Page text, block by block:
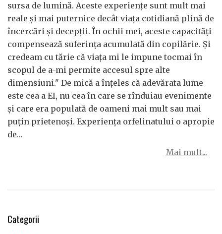
sursa de lumină. Aceste experiențe sunt mult mai
reale și mai puternice decât viața cotidiană plină de
încercări și decepții. În ochii mei, aceste capacități
compensează suferința acumulată din copilărie. Și
credeam cu tărie că viața mi le impune tocmai în
scopul de a-mi permite accesul spre alte
dimensiuni." De mică a înțeles că adevărata lume
este cea a EI, nu cea în care se rînduiau evenimente
și care era populată de oameni mai mult sau mai
puțin prietenoși. Experiența orfelinatului o apropie
de…
Mai mult...
Categorii